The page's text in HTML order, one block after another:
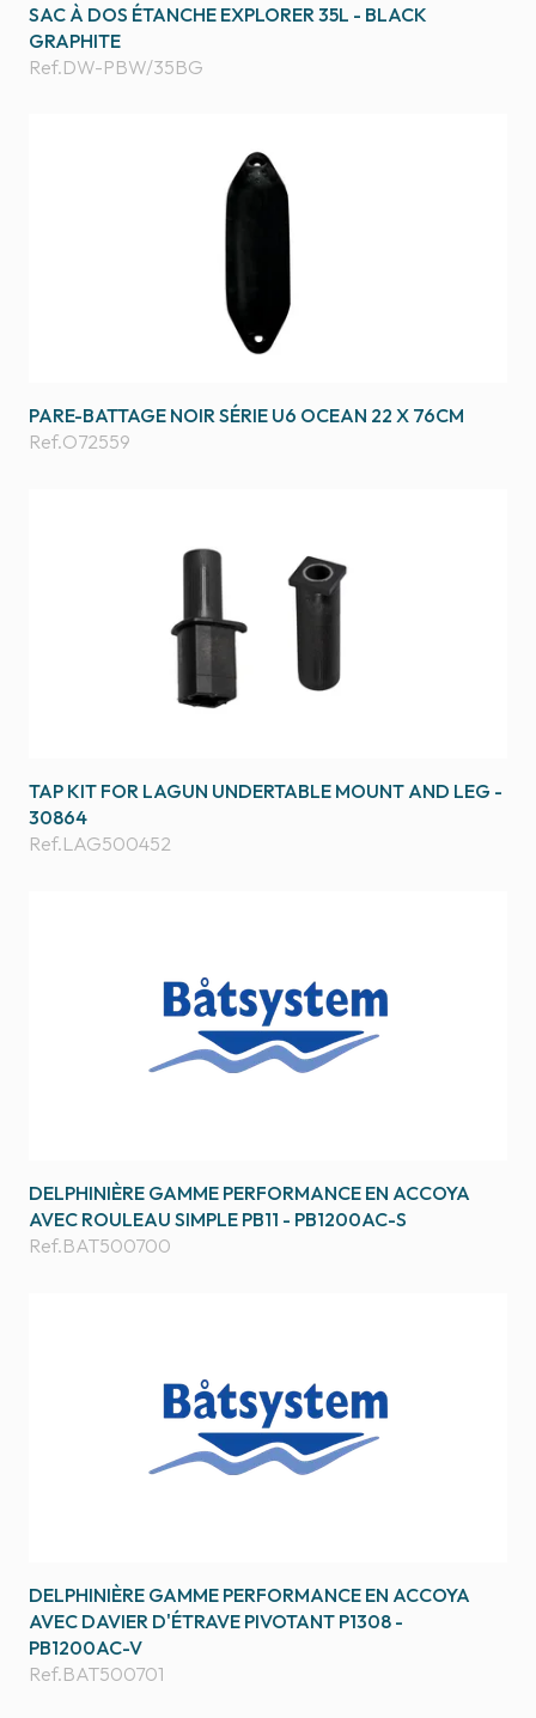
SAC À DOS ÉTANCHE EXPLORER 35L - BLACK
GRAPHITE
Ref.DW-PBW/35BG
PARE-BATTAGE NOIR SÉRIE U6 OCEAN 22 X 76CM
Ref.O72559
TAP KIT FOR LAGUN UNDERTABLE MOUNT AND LEG -
30864
Ref.LAG500452
DELPHINIÈRE GAMME PERFORMANCE EN ACCOYA
AVEC ROULEAU SIMPLE PB11 - PB1200AC-S
Ref.BAT500700
DELPHINIÈRE GAMME PERFORMANCE EN ACCOYA
AVEC DAVIER D'ÉTRAVE PIVOTANT P1308 -
PB1200AC-V
Ref.BAT500701